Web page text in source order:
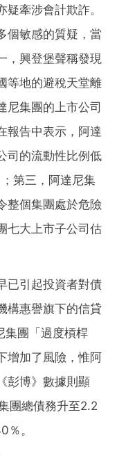
牽涉會計欺詐。
個敏感的質疑，當
，興登堡聲稱發現
等地的避稅天堂離
尼集團的上市公司
報告中表示，阿達
司的流動性比例低
第三，阿達尼集
整個集團處於危險
七大上市子公司估
已引起投資者對債
構惠譽旗下的信貸
團「過度槓桿
增加了風險，惟阿
彭博》數據則顯
團總債務升至2.2
。